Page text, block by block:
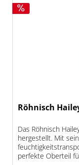
Röhnisch
Das Röhnisch
hergestellt. Mit
perfekte Oberteil